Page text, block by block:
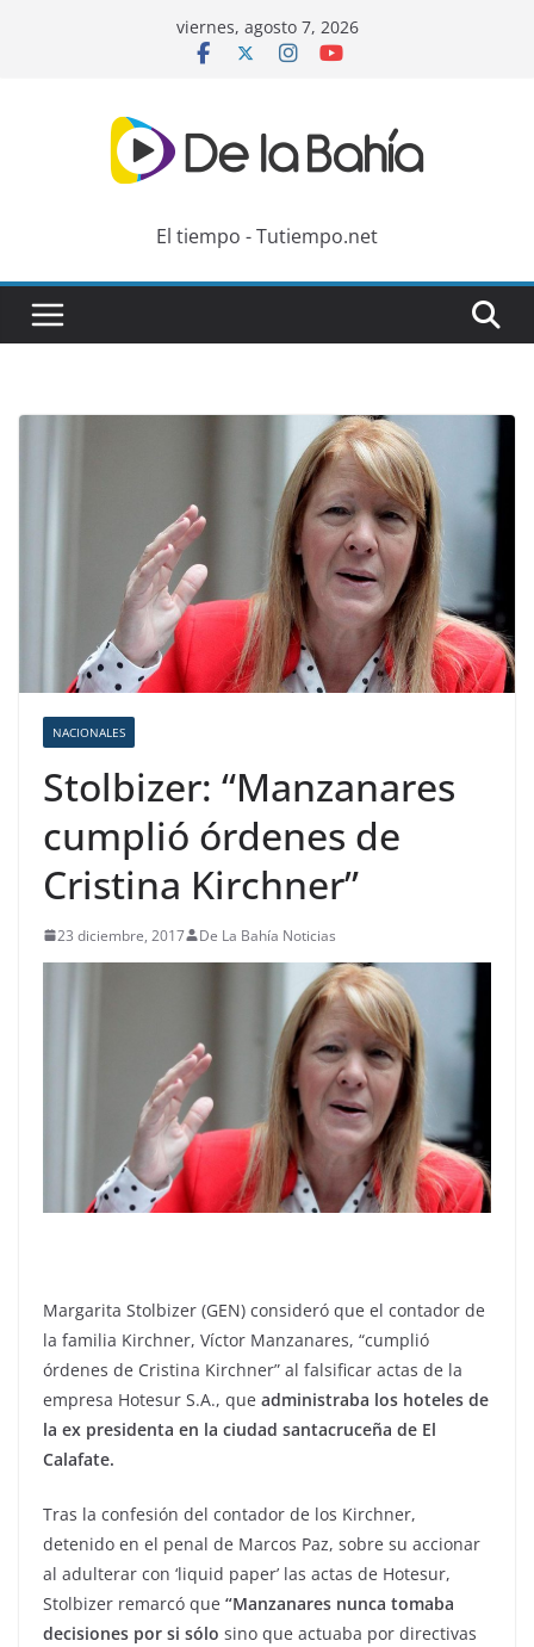
viernes, agosto 7, 2026
El tiempo - Tutiempo.net
NACIONALES
Stolbizer: “Manzanares
cumplió órdenes de
Cristina Kirchner”
23 diciembre, 2017 De La Bahía Noticias
Margarita Stolbizer (GEN) consideró que el contador de
la familia Kirchner, Víctor Manzanares, “cumplió
órdenes de Cristina Kirchner” al falsificar actas de la
empresa Hotesur S.A., que administraba los hoteles de
la ex presidenta en la ciudad santacruceña de El
Calafate.
Tras la confesión del contador de los Kirchner,
detenido en el penal de Marcos Paz, sobre su accionar
al adulterar con ‘liquid paper’ las actas de Hotesur,
Stolbizer remarcó que “Manzanares nunca tomaba
decisiones por si sólo sino que actuaba por directivas